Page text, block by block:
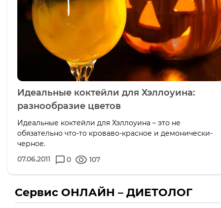
Идеальные коктейли для Хэллоуина:
разнообразие цветов
Идеальные коктейли для Хэллоуина – это не
обязательно что-то кроваво-красное и демонически-
черное.
07.06.2011
0 107
Сервис ОНЛАЙН – ДИЕТОЛОГ